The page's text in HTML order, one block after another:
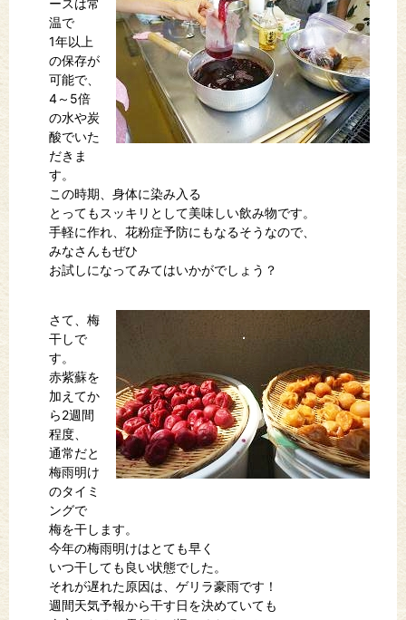
ースは常
温で
1年以上
の保存が
可能で、
4～5倍
の水や炭
酸でいた
だきま
す。
この時期、身体に染み入る
とってもスッキリとして美味しい飲み物です。
手軽に作れ、花粉症予防にもなるそうなので、
みなさんもぜひ
お試しになってみてはいかがでしょう？
さて、梅
干しで
す。
赤紫蘇を
加えてか
ら2週間
程度、
通常だと
梅雨明け
のタイミ
ングで
梅を干します。
今年の梅雨明けはとても早く
いつ干しても良い状態でした。
それが遅れた原因は、ゲリラ豪雨です！
週間天気予報から干す日を決めていても